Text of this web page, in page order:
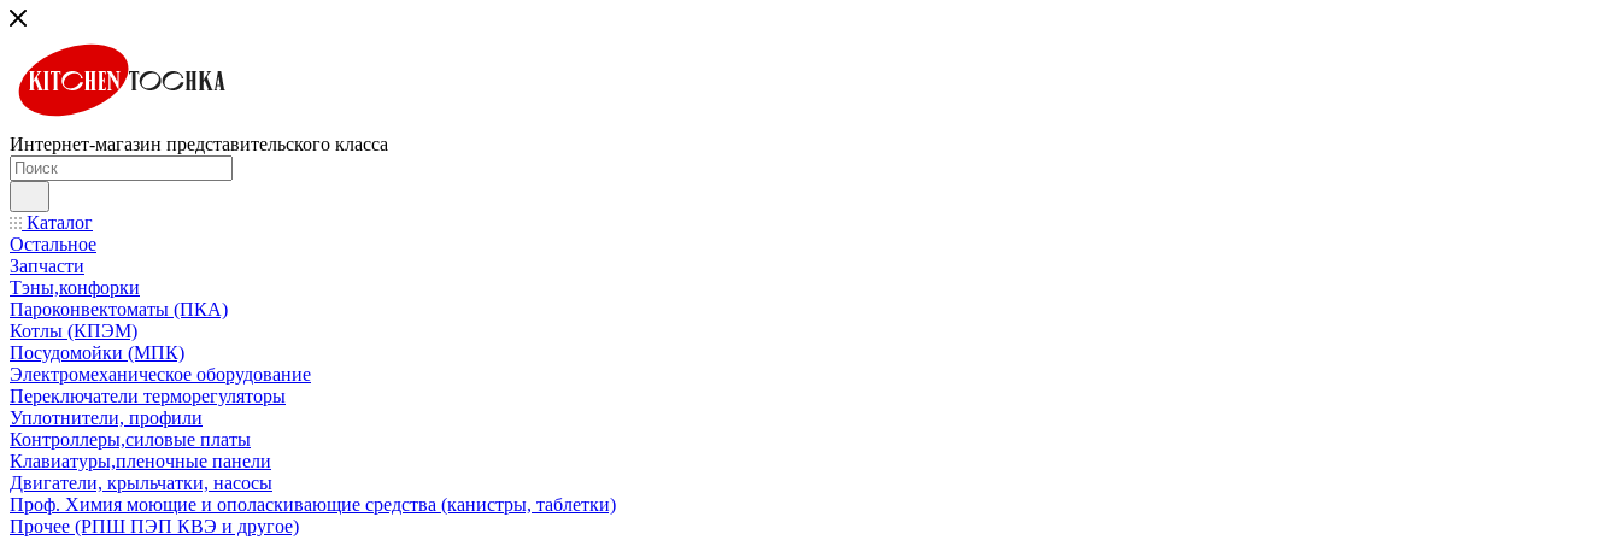
Интернет-магазин представительского класса
Каталог
Остальное
Запчасти
Тэны,конфорки
Пароконвектоматы (ПКА)
Котлы (КПЭМ)
Посудомойки (МПК)
Электромеханическое оборудование
Переключатели терморегуляторы
Уплотнители, профили
Контроллеры,силовые платы
Клавиатуры,пленочные панели
Двигатели, крыльчатки, насосы
Проф. Химия моющие и ополаскивающие средства (канистры, таблетки)
Прочее (РПШ ПЭП КВЭ и другое)